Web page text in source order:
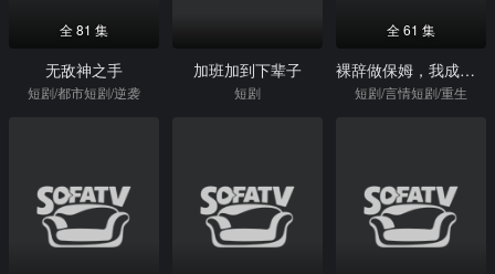
全 81 集
无敌神之手
短剧/都市短剧/逆袭
加班加到下辈子
短剧
全 61 集
裸辞做保姆，我成了香饽饽
短剧/言情短剧/重生